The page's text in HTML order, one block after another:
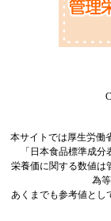
本サイトでは厚生労働
「日本食品標準成
栄養価に関する数値は
為
あくまでも参考値とし